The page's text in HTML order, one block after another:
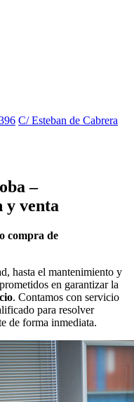
C/ Esteban de Cabrera
–
y venta
compra de
hasta el mantenimiento y
en garantizar la
. Contamos con servicio
para resolver
de forma inmediata.